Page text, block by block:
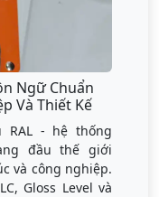
Ngữ Chuẩn
Và Thiết Kế
RAL - hệ thống
đầu thế giới
và công nghiệp.
Gloss Level và